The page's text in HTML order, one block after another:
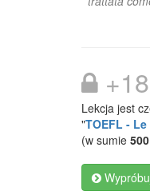
Lekcja jest
"TOEFL -
(w sumie